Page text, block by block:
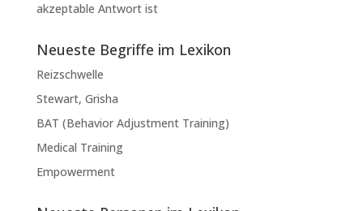
akzeptable Antwort ist
Neueste Begriffe im Lexikon
Reizschwelle
Stewart, Grisha
BAT (Behavior Adjustment Training)
Medical Training
Empowerment